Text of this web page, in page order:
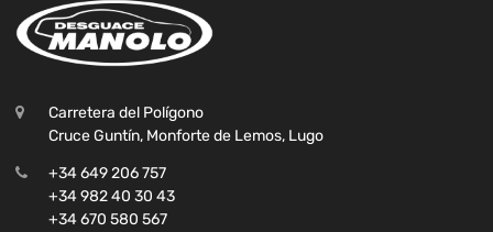
Carretera del Polígono
Cruce Guntín, Monforte de Lemos, Lugo
+34 649 206 757
+34 982 40 30 43
+34 670 580 567